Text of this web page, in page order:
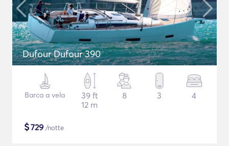
Dufour Dufour 390
Barca a vela
39 ft
12 m
8 3 4
$729 /notte